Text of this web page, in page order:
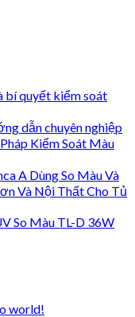
bí quyết kiểm soát
dẫn chuyên nghiệp
Kiểm Soát Màu
A Dùng So Màu Và
Và Nội Thất Cho Tủ
So Màu TL-D 36W
world!